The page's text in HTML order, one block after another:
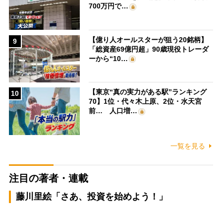
700万円で…
9
【億り人オールスターが狙う20銘柄】
「総資産69億円超」90歳現役トレーダ
ーから“10…
10
【東京“真の実力がある駅”ランキング
70】1位・代々木上原、2位・水天宮
前… 人口増…
一覧を見る
注目の著者・連載
藤川里絵「さあ、投資を始めよう！」